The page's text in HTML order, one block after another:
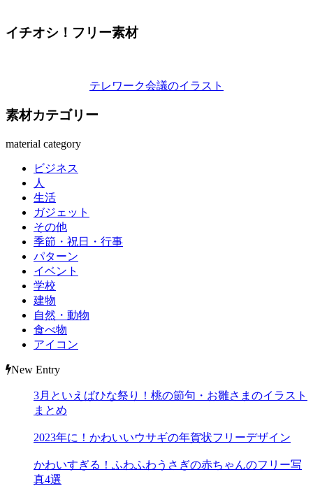
イチオシ！フリー素材
テレワーク会議のイラスト
素材カテゴリー
material category
ビジネス
人
生活
ガジェット
その他
季節・祝日・行事
パターン
イベント
学校
建物
自然・動物
食べ物
アイコン
New Entry
3月といえばひな祭り！桃の節句・お雛さまのイラスト
まとめ
2023年に！かわいいウサギの年賀状フリーデザイン
かわいすぎる！ふわふわうさぎの赤ちゃんのフリー写
真4選